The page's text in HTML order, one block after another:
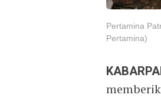
Pertamina
Pertamina)